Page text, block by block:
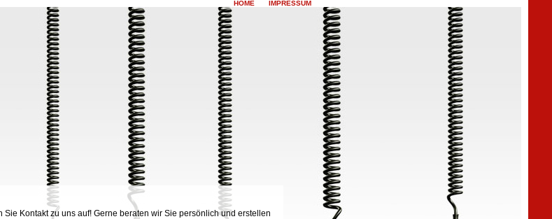
IMPRESSUM
HOME
footprint
Kontakt zu uns auf! Gerne beraten wir Sie persönlich und erstellen